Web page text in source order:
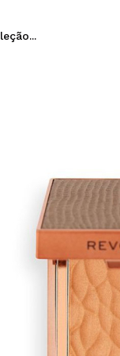
não tenho uma
criar uma conta
verificar
anteriores.
PORTUGUESE
Ines
colori